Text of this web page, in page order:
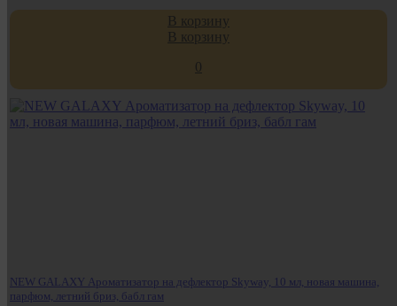
В корзину
В корзину
0
NEW GALAXY Ароматизатор на дефлектор Skyway, 10 мл, новая машина,
парфюм, летний бриз, бабл гам